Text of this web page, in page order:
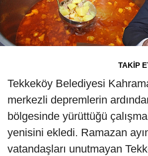
TAKİP
Tekkeköy Belediyesi
merkezli depremlerin
bölgesinde yürüttüğü
yenisini ekledi. Ramazan
vatandaşları unutmayan